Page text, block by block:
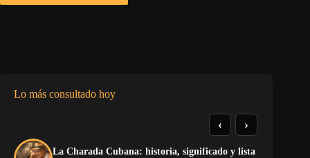
Lo más consultado hoy
La Charada Cubana: historia, significado y lista
‹ ›